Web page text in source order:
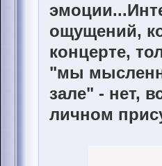
ощущений,
концерте,
"мы
зале" - нет,
личном